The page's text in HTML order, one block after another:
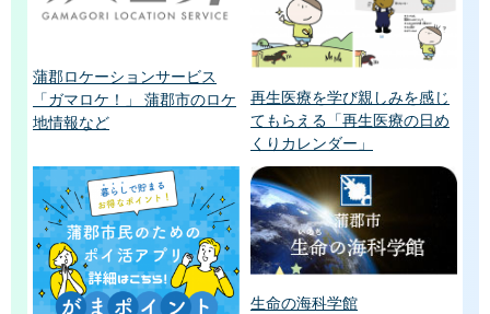
蒲郡ロケーションサービス
「ガマロケ！」 蒲郡市のロケ
地情報など
再生医療を学び親しみを感じ
てもらえる「再生医療の日め
くりカレンダー」
生命の海科学館